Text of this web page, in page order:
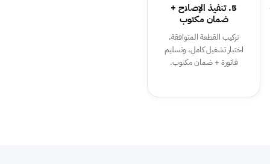
5. تنفيذ الإصلاح +
ضمان مكتوب
تركيب القطعة المتوافقة،
اختبار تشغيل كامل، وتسليم
فاتورة + ضمان مكتوب.